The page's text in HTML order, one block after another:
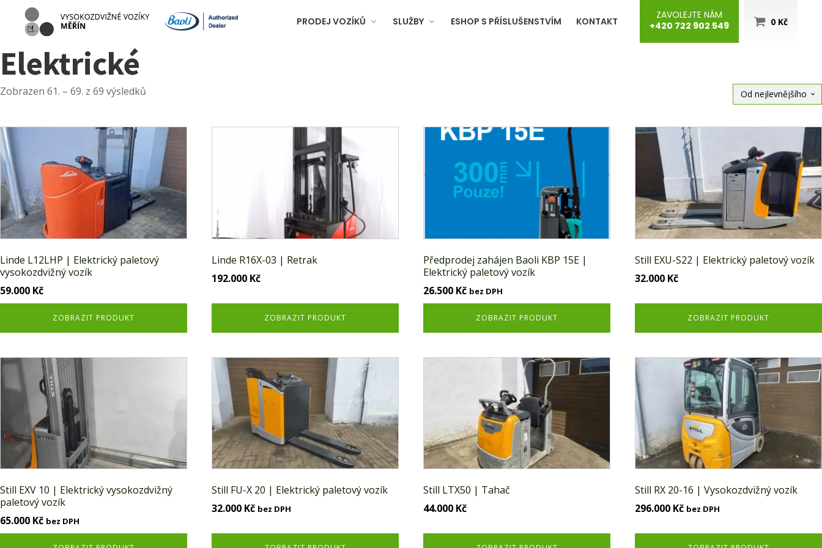
PRODEJ VOZÍKŮ SLUŽBY ESHOP S PŘÍSLUŠENSTVÍM KONTAKT
ZAVOLEJTE NÁM
+420 722 902 549
0 Kč
Elektrické
Zobrazen 61. – 69. z 69 výsledků
Linde L12LHP | Elektrický paletový
vysokozdvižný vozík
59.000 Kč
ZOBRAZIT PRODUKT
Linde R16X-03 | Retrak
192.000 Kč
ZOBRAZIT PRODUKT
Předprodej zahájen Baoli KBP 15E |
Elektrický paletový vozík
26.500 Kč bez DPH
ZOBRAZIT PRODUKT
Still EXU-S22 | Elektrický paletový vozík
32.000 Kč
ZOBRAZIT PRODUKT
Still EXV 10 | Elektrický vysokozdvižný
paletový vozík
65.000 Kč bez DPH
Still FU-X 20 | Elektrický paletový vozík
32.000 Kč bez DPH
Still LTX50 | Tahač
44.000 Kč
Still RX 20-16 | Vysokozdvižný vozík
296.000 Kč bez DPH